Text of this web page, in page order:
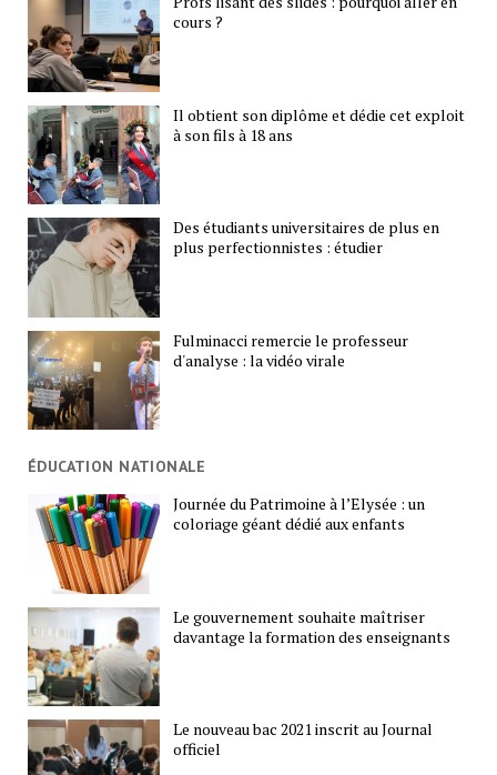
cours ?
Il obtient son diplôme et dédie cet exploit
à son fils à 18 ans
Des étudiants universitaires de plus en
plus perfectionnistes : étudier
Fulminacci remercie le professeur
d'analyse : la vidéo virale
ÉDUCATION NATIONALE
Journée du Patrimoine à l’Elysée : un
coloriage géant dédié aux enfants
Le gouvernement souhaite maîtriser
davantage la formation des enseignants
Le nouveau bac 2021 inscrit au Journal
officiel